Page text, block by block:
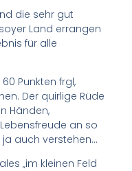
die sehr gut
Land errangen
für alle
Punkten frgl,
Der quirlige Rüde
Händen,
an so
auch verstehen…
„im kleinen Feld